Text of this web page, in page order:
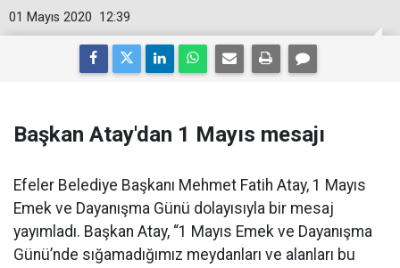
12:39
01 Mayıs 2020
Başkan Atay'dan 1 Mayıs mesajı
Efeler Belediye Başkanı Mehmet Fatih Atay, 1 Mayıs
Emek ve Dayanışma Günü dolayısıyla bir mesaj
yayımladı. Başkan Atay, “1 Mayıs Emek ve Dayanışma
Günü’nde sığamadığımız meydanları ve alanları bu